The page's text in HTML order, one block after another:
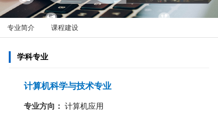
专业简介 课程建设
学科专业
计算机科学与技术专业
专业方向 ： 计算机应用